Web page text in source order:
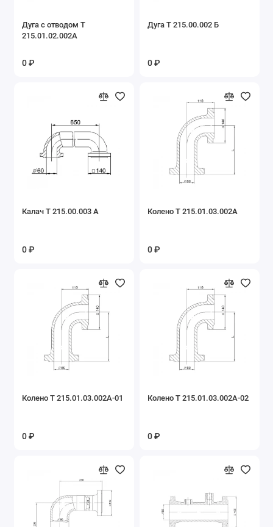
Запасные части транспортера скребкового
Запасные части чугунных экономайзеров
Лазы, дверки, фронты
Показать все
Дуга с отводом Т
215.01.02.002А
0 ₽
Дуга Т 215.00.002 Б
0 ₽
Калач Т 215.00.003 А
0 ₽
Колено Т 215.01.03.002А
0 ₽
Колено Т 215.01.03.002А-01
0 ₽
Колено Т 215.01.03.002А-02
0 ₽